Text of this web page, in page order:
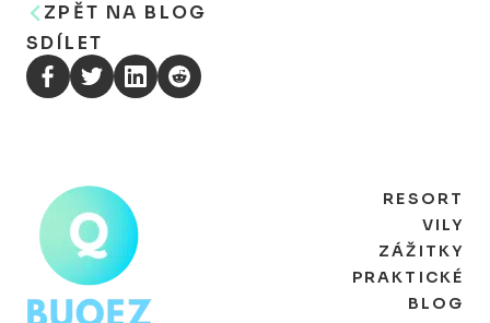
ZPĚT NA BLOG
SDÍLET
RESORT
VILY
ZÁŽITKY
PRAKTICKÉ
BLOG